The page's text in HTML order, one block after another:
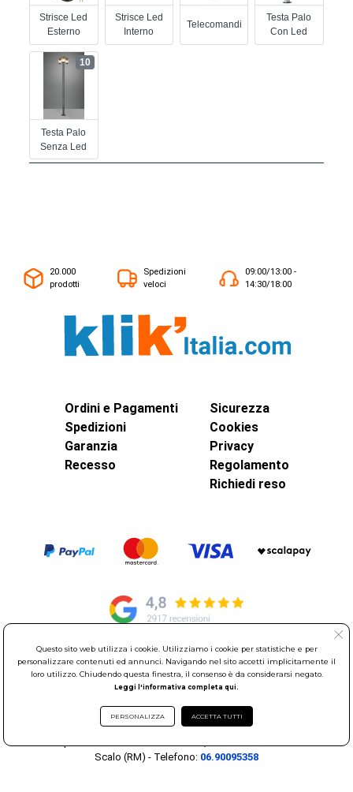
Strisce Led
Esterno
Strisce Led
Interno
Telecomandi
Testa Palo
Con Led
Testa Palo
Senza Led
10
20.000
prodotti
Spedizioni
veloci
09:00/13:00 -
14:30/18:00
Ordini e Pagamenti
Spedizioni
Garanzia
Recesso
Sicurezza
Cookies
Privacy
Regolamento
Richiedi reso
© Elettroservice Spa - Sede Legale: Via Leonardo da Vinci, 40 -
00015 Monterotondo Scalo (RM)
Sociale 1.600.000,00 Euro i.v. Iscritto al Registro delle Imprese di
Roma REA: RM-535144
Scalo (RM) - Telefono: 06.90095358
Questo sito web utilizza i cookie. Utilizziamo i cookie per statistiche e per
personalizzare contenuti ed annunci. Navigando nel sito accetti implicitamente il
loro utilizzo. Chiudendo questa finestra, il consenso è da considerarsi negato.
Leggi l'informativa completa qui.
PERSONALIZZA ACCETTA TUTTI